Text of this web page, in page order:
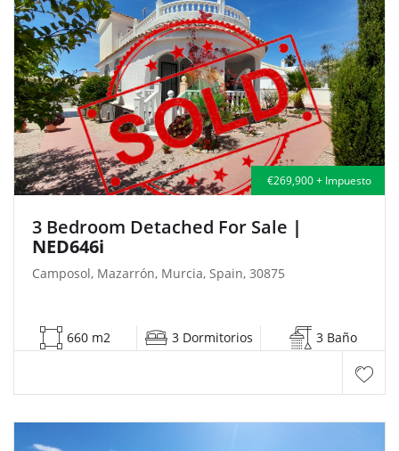
€269,900 + Impuesto
3 Bedroom Detached For Sale |
NED646i
Camposol, Mazarrón, Murcia, Spain, 30875
660 m2 3 Dormitorios 3 Baño